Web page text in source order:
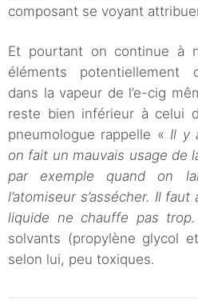
composant se voyant
Et pourtant on continue à
éléments potentiellement
dans la vapeur de l’e-cig
reste bien inférieur à celui
pneumologue rappelle « Il y
on fait un mauvais usage de
par exemple quand on
l’atomiseur s’assécher. Il
liquide ne chauffe pas trop.
solvants (propylène glycol
selon lui, peu toxiques.